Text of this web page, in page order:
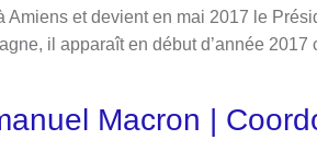
Amiens et devient en mai 2017 le
il apparaît en début d’année
Macron |